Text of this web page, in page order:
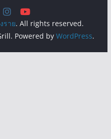
ราย. All rights reserved.
Powered by WordPress.